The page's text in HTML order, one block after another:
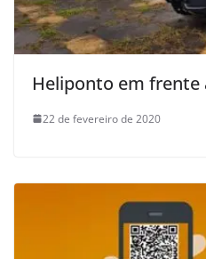
Heliponto em frente
22 de fevereiro de 2020